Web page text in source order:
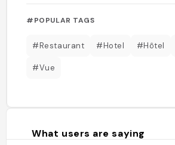
#POPULAR TAGS
#Restaurant #Hotel #Hôtel
#Vue
What users are saying